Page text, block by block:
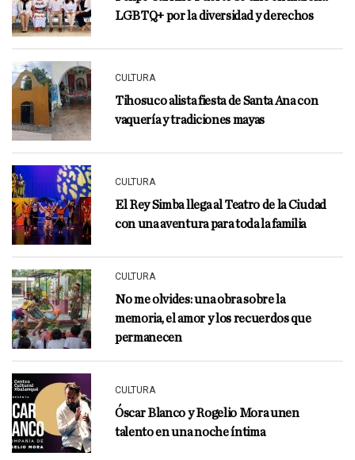
LGBTQ+ por la diversidad y derechos
CULTURA
Tihosuco alista fiesta de Santa Ana con
vaquería y tradiciones mayas
CULTURA
El Rey Simba llega al Teatro de la Ciudad
con una aventura para toda la familia
CULTURA
No me olvides: una obra sobre la
memoria, el amor y los recuerdos que
permanecen
CULTURA
Óscar Blanco y Rogelio Mora unen
talento en una noche íntima